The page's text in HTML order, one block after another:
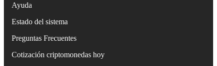
Ayuda
Estado del sistema
Preguntas Frecuentes
Cotización criptomonedas hoy